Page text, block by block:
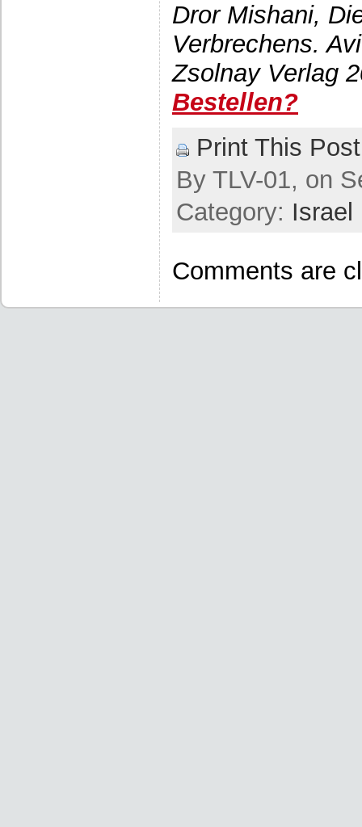
Dror Mishani,
Verbrechens.
Zsolnay Verlag
Bestellen?
Print This Post
By TLV-01, on
Category: Israel
Comments are